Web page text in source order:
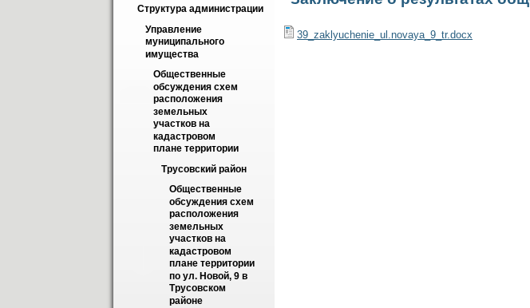
Структура администрации
Управление
муниципального
имущества
Общественные
обсуждения схем
расположения
земельных
участков на
кадастровом
плане территории
Трусовский район
Общественные
обсуждения схем
расположения
земельных
участков на
кадастровом
плане территории
по ул. Новой, 9 в
Трусовском
районе
39_zaklyuchenie_ul.novaya_9_tr.docx